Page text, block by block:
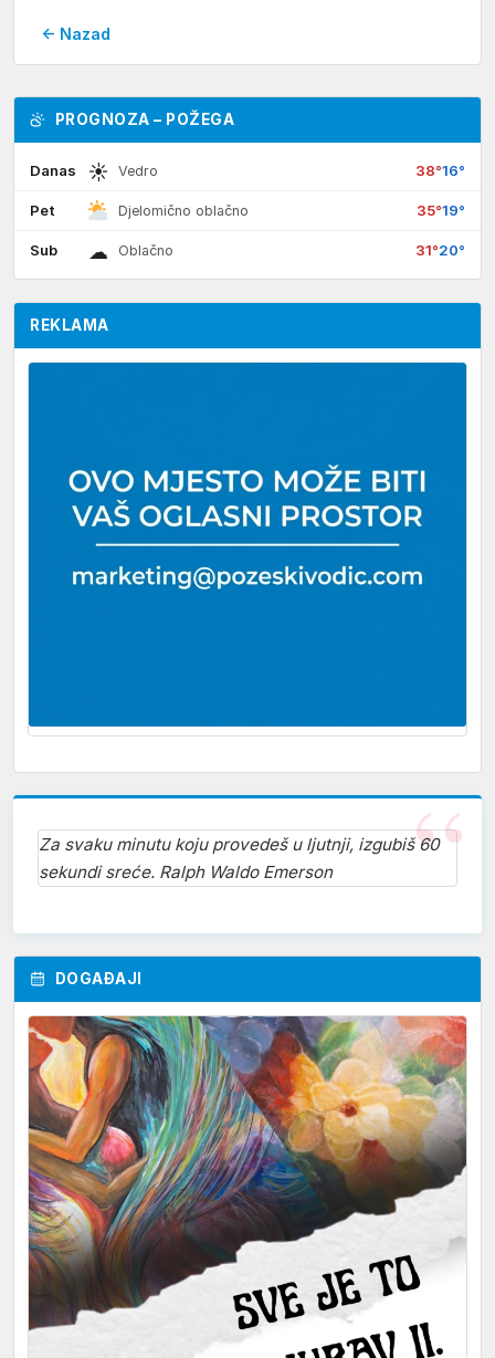
← Nazad
PROGNOZA – POŽEGA
Danas ☀ Vedro 38°16°
Pet Djelomično oblačno 35°19°
Sub ☁ Oblačno 31°20°
REKLAMA
Za svaku minutu koju provedeš u ljutnji, izgubiš 60
sekundi sreće. Ralph Waldo Emerson
DOGAĐAJI